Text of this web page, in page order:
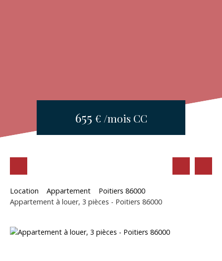
655 € /mois CC
Location Appartement
Poitiers 86000
Appartement à louer, 3 pièces - Poitiers 86000